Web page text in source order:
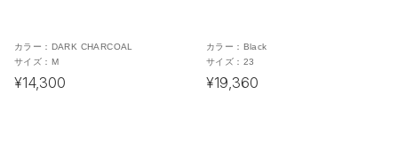
カラー： DARK CHARCOAL
サイズ： M
¥14,300
カラー： Black
サイズ： 23
¥19,360